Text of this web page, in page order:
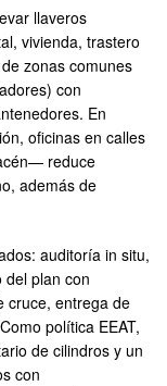
llaveros
vivienda, trastero
zonas comunes
con
En
oficinas en calles
reduce
además de
auditoría in situ,
del plan con
cruce, entrega de
política EEAT,
de cilindros y un
con